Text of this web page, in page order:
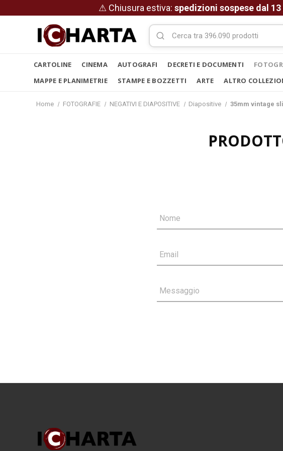
⚠ Chiusura estiva: spedizioni sospese dal
CARTOLINE CINEMA AUTOGRAFI DECRETI E DOCUMENTI
MAPPE E PLANIMETRIE
STAMPE E BOZZETTI ARTE ALTRO
Home FOTOGRAFIE NEGATIVI E DIAPOSITIVE Diapositive 35mm vintage
Nome
Email
Messaggio